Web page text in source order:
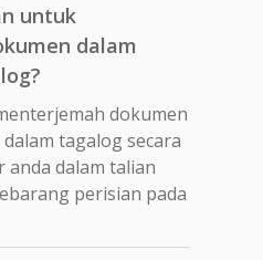
untuk
dalam
dokumen
tagalog secara
anda dalam talian
perisian pada